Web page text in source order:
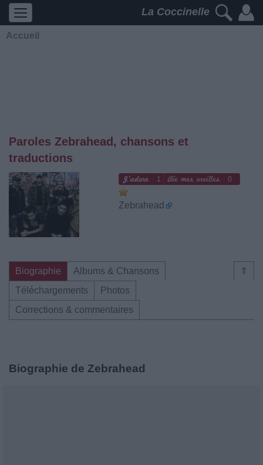
La Coccinelle
Accueil
Paroles Zebrahead, chansons et
traductions
1 0
Zebrahead
⇑
Biographie
Albums & Chansons
Téléchargements
Photos
Corrections & commentaires
Biographie de Zebrahead